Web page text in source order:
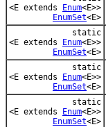
<E extends Enum<E>>
EnumSet<E>
static
<E extends Enum<E>>
EnumSet<E>
static
<E extends Enum<E>>
EnumSet<E>
static
<E extends Enum<E>>
EnumSet<E>